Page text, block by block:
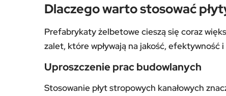
Dlaczego warto stosować
Prefabrykaty żelbetowe cieszą się coraz
zalet, które wpływają na jakość,
Uproszczenie prac budowlanych
Stosowanie płyt stropowych kanałowych